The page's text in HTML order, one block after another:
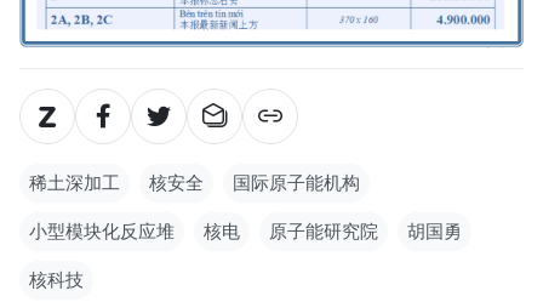
稀土深加工 核安全 国际原子能机构
小型模块化反应堆 核电 原子能研究院 胡国勇
核科技